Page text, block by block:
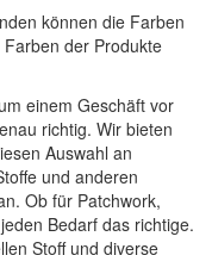
können die Farben
der Produkte
einem Geschäft vor
richtig. Wir bieten
Auswahl an
und anderen
Ob für Patchwork,
Bedarf das richtige.
Stoff und diverse